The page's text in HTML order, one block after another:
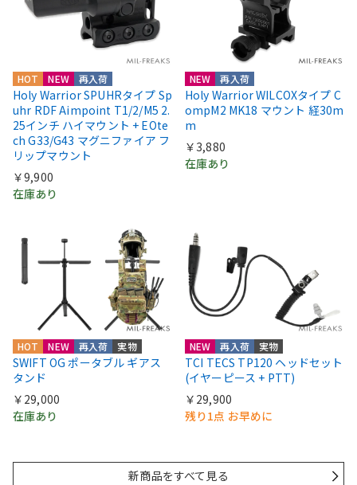
HOT NEW 再入荷
Holy Warrior SPUHRタイプ Sp
uhr RDF Aimpoint T1/2/M5 2.
25インチ ハイマウント + EOte
ch G33/G43 マグニファイア フ
リップマウント
￥9,900
在庫あり
NEW 再入荷
Holy Warrior WILCOXタイプ C
ompM2 MK18 マウント 経30m
m
￥3,880
在庫あり
HOT NEW 再入荷 実物
SWIFT OG ポータブル ギアス
タンド
￥29,000
在庫あり
NEW 再入荷 実物
TCI TECS TP120 ヘッドセット
(イヤーピース + PTT)
￥29,900
残り1点 お早めに
新商品をすべて見る